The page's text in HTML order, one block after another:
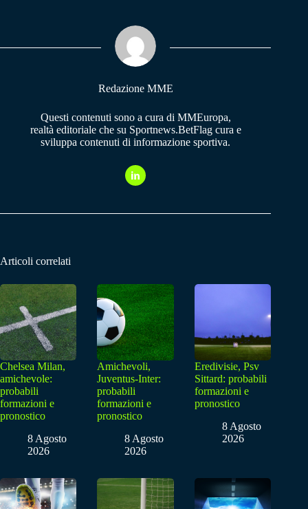
pp m
Redazione MME
Questi contenuti sono a cura di MMEuropa,
realtà editoriale che su Sportnews.BetFlag cura e
sviluppa contenuti di informazione sportiva.
Articoli correlati
Chelsea Milan,
amichevole:
probabili
formazioni e
pronostico
8 Agosto
2026
Amichevoli,
Juventus-Inter:
probabili
formazioni e
pronostico
8 Agosto
2026
Eredivisie, Psv
Sittard: probabili
formazioni e
pronostico
8 Agosto
2026